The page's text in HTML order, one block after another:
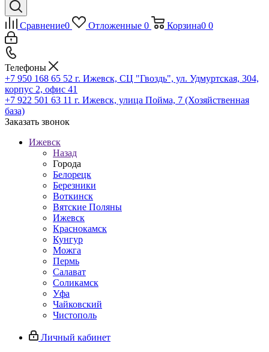
Сравнение0 Отложенные 0 Корзина0 0
Телефоны
+7 950 168 65 52 г. Ижевск, СЦ "Гвоздь", ул. Удмуртская, 304,
корпус 2, офис 41
+7 922 501 63 11 г. Ижевск, улица Пойма, 7 (Хозяйственная
база)
Заказать звонок
Ижевск
Назад
Города
Белорецк
Березники
Воткинск
Вятские Поляны
Ижевск
Краснокамск
Кунгур
Можга
Пермь
Салават
Соликамск
Уфа
Чайковский
Чистополь
Личный кабинет